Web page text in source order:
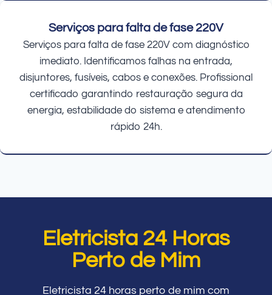
Serviços para falta de fase 220V
Serviços para falta de fase 220V com diagnóstico
imediato. Identificamos falhas na entrada,
disjuntores, fusíveis, cabos e conexões. Profissional
certificado garantindo restauração segura da
energia, estabilidade do sistema e atendimento
rápido 24h.
Eletricista 24 Horas
Perto de Mim
Eletricista 24 horas perto de mim com